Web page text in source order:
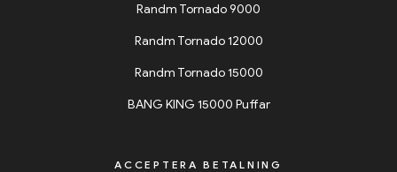
Randm Tornado 9000
Randm Tornado 12000
Randm Tornado 15000
BANG KING 15000 Puffar
ACCEPTERA BETALNING